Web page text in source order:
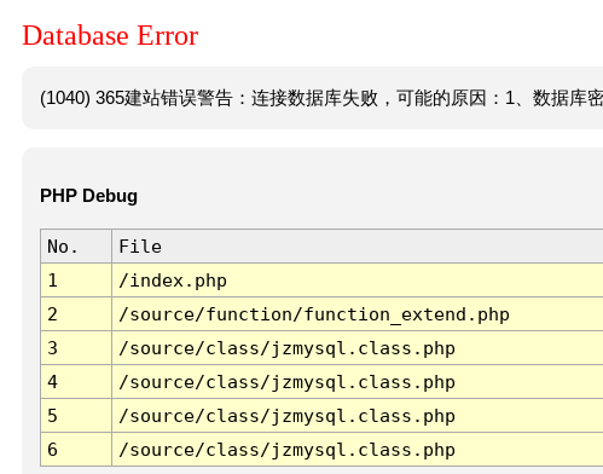
Database Error
(1040) 365建站错误警告：连接数据库失败，可能的原因：1、数据库
PHP Debug
No. File
1
/index.php
2
/source/function/function_extend.php
3
/source/class/jzmysql.class.php
4
/source/class/jzmysql.class.php
5
/source/class/jzmysql.class.php
6
/source/class/jzmysql.class.php